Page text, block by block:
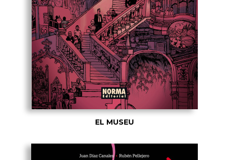
EL MUSEU